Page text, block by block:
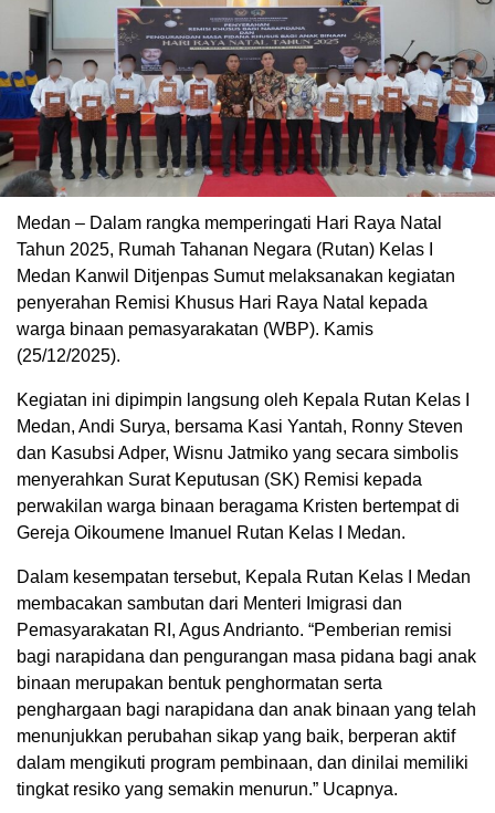
Medan – Dalam rangka memperingati Hari Raya Natal
Tahun 2025, Rumah Tahanan Negara (Rutan) Kelas I
Medan Kanwil Ditjenpas Sumut melaksanakan kegiatan
penyerahan Remisi Khusus Hari Raya Natal kepada
warga binaan pemasyarakatan (WBP). Kamis
(25/12/2025).
Kegiatan ini dipimpin langsung oleh Kepala Rutan Kelas I
Medan, Andi Surya, bersama Kasi Yantah, Ronny Steven
dan Kasubsi Adper, Wisnu Jatmiko yang secara simbolis
menyerahkan Surat Keputusan (SK) Remisi kepada
perwakilan warga binaan beragama Kristen bertempat di
Gereja Oikoumene Imanuel Rutan Kelas I Medan.
Dalam kesempatan tersebut, Kepala Rutan Kelas I Medan
membacakan sambutan dari Menteri Imigrasi dan
Pemasyarakatan RI, Agus Andrianto. “Pemberian remisi
bagi narapidana dan pengurangan masa pidana bagi anak
binaan merupakan bentuk penghormatan serta
penghargaan bagi narapidana dan anak binaan yang telah
menunjukkan perubahan sikap yang baik, berperan aktif
dalam mengikuti program pembinaan, dan dinilai memiliki
tingkat resiko yang semakin menurun.” Ucapnya.